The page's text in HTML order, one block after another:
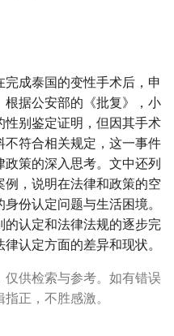
成泰国的变性手术后，申
据公安部的《批复》，小
别鉴定证明，但因其手术
符合相关规定，这一事件
策的深入思考。文中还列
，说明在法律和政策的空
份认定问题与生活困境。
认定和法律法规的逐步完
认定方面的差异和现状。
供检索与参考。如有错误
正，不胜感激。